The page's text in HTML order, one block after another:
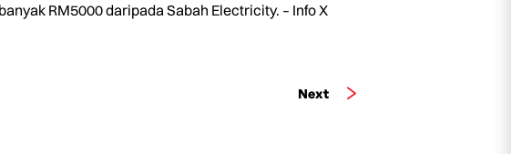
RM5000 daripada Sabah Electricity. – Info X
Next